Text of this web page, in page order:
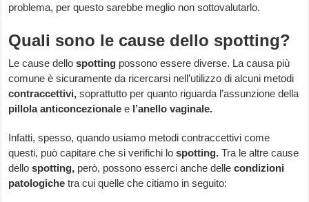
problema, per questo sarebbe meglio non sottovalutarlo.
Quali sono le cause dello spotting?
Le cause dellospotting possono essere diverse. La causa più
comune è sicuramente da ricercarsi nell’utilizzo di alcuni metodi
contraccettivi, soprattutto per quanto riguarda l’assunzione della
pillola anticoncezionale e l’anello vaginale.
Infatti, spesso, quando usiamo metodi contraccettivi come
questi, può capitare che si verifichi lospotting. Tra le altre cause
dellospotting, però, possono esserci anche dellecondizioni
patologiche tra cui quelle che citiamo in seguito: